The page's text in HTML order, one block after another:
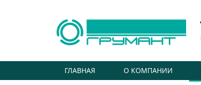
ГЛАВНАЯ О КОМПАНИИ